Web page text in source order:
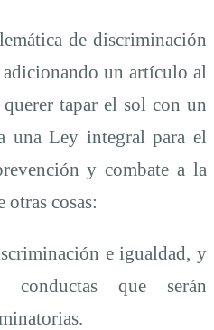
de discriminación
adicionando un artículo al
tapar el sol con un
una Ley integral para el
y combate a la
cosas:
e igualdad, y
conductas que serán